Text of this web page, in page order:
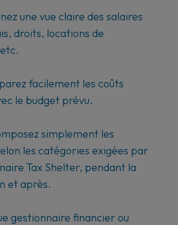
une vue claire des salaires
droits, locations de
facilement les coûts
le budget prévu.
simplement les
les catégories exigées par
Tax Shelter, pendant la
et après.
gestionnaire financier ou